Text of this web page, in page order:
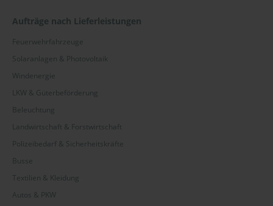
Aufträge nach Lieferleistungen
Feuerwehrfahrzeuge
Solaranlagen & Photovoltaik
Windenergie
LKW & Güterbeförderung
Beleuchtung
Landwirtschaft & Forstwirtschaft
Polizeibedarf & Sicherheitskräfte
Busse
Textilien & Kleidung
Autos & PKW